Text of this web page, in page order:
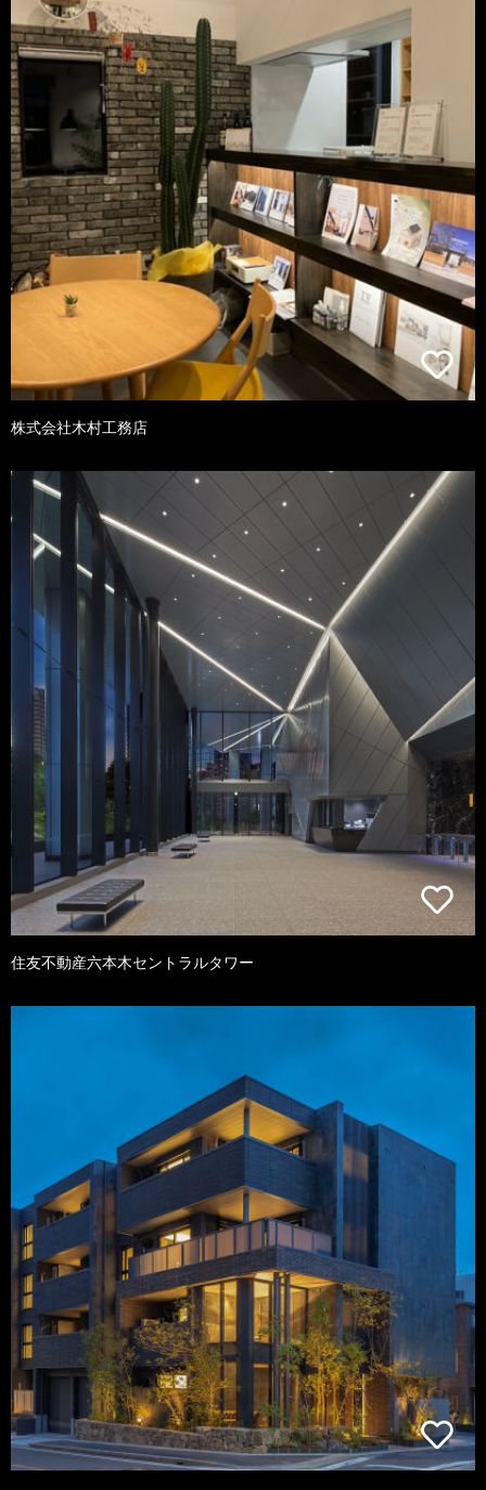
株式会社木村工務店
住友不動産六本木セントラルタワー